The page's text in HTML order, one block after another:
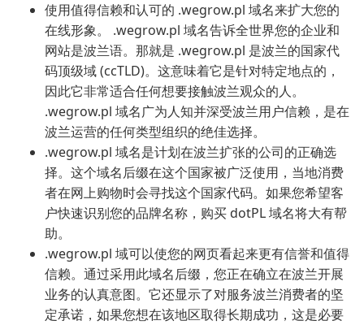
使用值得信赖和认可的 .wegrow.pl 域名来扩大您的
在线形象。 .wegrow.pl 域名告诉全世界您的企业和
网站是波兰语。那就是 .wegrow.pl 是波兰的国家代
码顶级域 (ccTLD)。这意味着它是针对特定地点的，
因此它非常适合任何想要接触波兰观众的人。
.wegrow.pl 域名广为人知并深受波兰用户信赖，是在
波兰运营的任何类型组织的绝佳选择。
.wegrow.pl 域名是计划在波兰扩张的公司的正确选
择。这个域名后缀在这个国家被广泛使用，当地消费
者在网上购物时会寻找这个国家代码。如果您希望客
户快速识别您的品牌名称，购买 dotPL 域名将大有帮
助。
.wegrow.pl 域可以使您的网页看起来更有信誉和值得
信赖。通过采用此域名后缀，您正在确立在波兰开展
业务的认真意图。它还显示了对服务波兰消费者的坚
定承诺，如果您想在该地区取得长期成功，这是必要